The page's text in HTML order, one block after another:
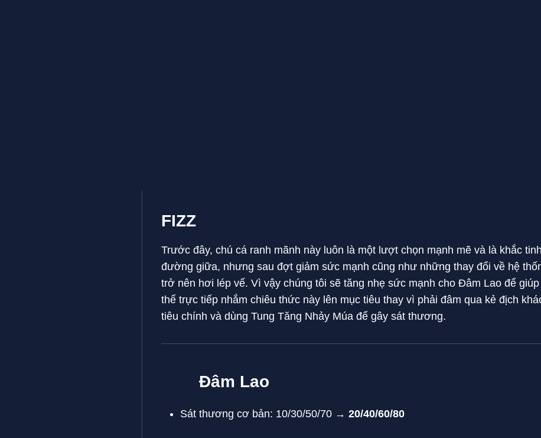
FIZZ
Trước đây, chú cá ranh mãnh này luôn là một lượt chọn mạnh mẽ và là khắc
đường giữa, nhưng sau đợt giảm sức mạnh cũng như những thay đổi về hệ
trở nên hơi lép vế. Vì vậy chúng tôi sẽ tăng nhẹ sức mạnh cho Đâm Lao để
thể trực tiếp nhắm chiêu thức này lên mục tiêu thay vì phải đâm qua kẻ địch
tiêu chính và dùng Tung Tăng Nhảy Múa để gây sát thương.
Đâm Lao
Sát thương cơ bản: 10/30/50/70 → 20/40/60/80